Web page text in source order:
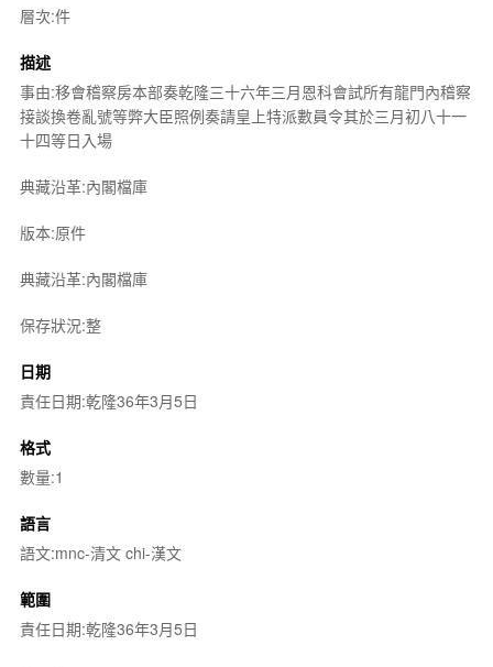
層次:件
描述
事由:移會稽察房本部奏乾隆三十六年三月恩科會試所有龍門內稽察
接談換卷亂號等弊大臣照例奏請皇上特派數員令其於三月初八十一
十四等日入場
典藏沿革:內閣檔庫
版本:原件
典藏沿革:內閣檔庫
保存狀況:整
日期
責任日期:乾隆36年3月5日
格式
數量:1
語言
語文:mnc-清文 chi-漢文
範圍
責任日期:乾隆36年3月5日